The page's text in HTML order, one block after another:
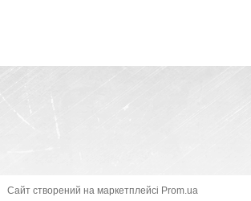
Сайт створений на маркетплейсі Prom.ua